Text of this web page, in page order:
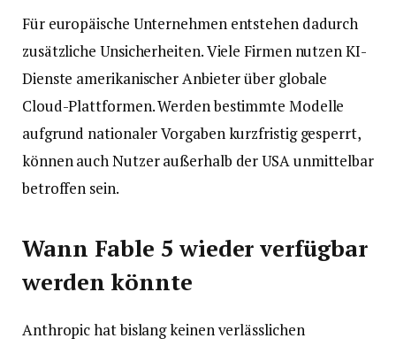
Für europäische Unternehmen entstehen dadurch
zusätzliche Unsicherheiten. Viele Firmen nutzen KI-
Dienste amerikanischer Anbieter über globale
Cloud-Plattformen. Werden bestimmte Modelle
aufgrund nationaler Vorgaben kurzfristig gesperrt,
können auch Nutzer außerhalb der USA unmittelbar
betroffen sein.
Wann Fable 5 wieder verfügbar
werden könnte
Anthropic hat bislang keinen verlässlichen